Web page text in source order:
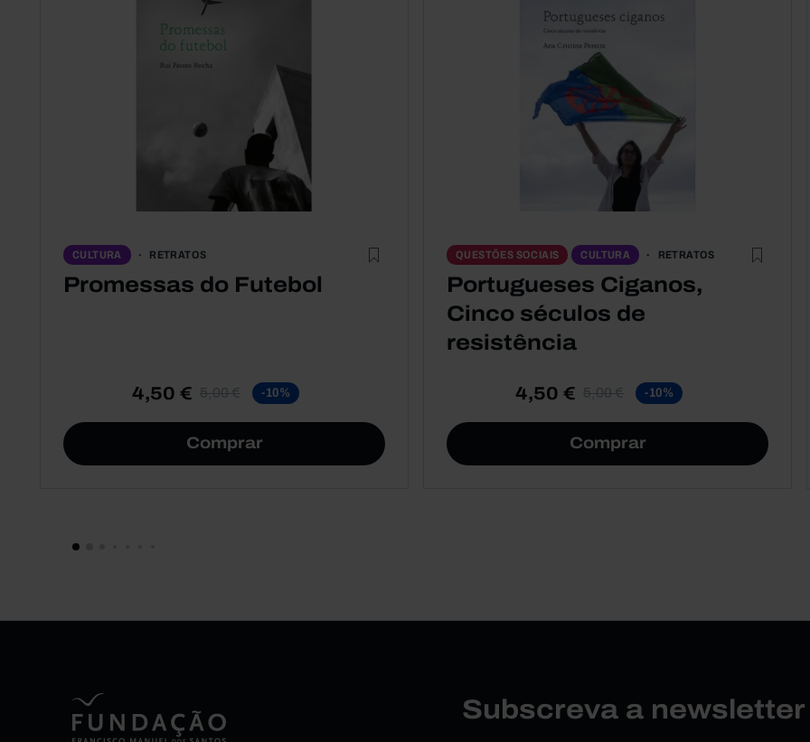
CULTURA RETRATOS
Promessas do Futebol
4,50 € 5,00 € -10%
Comprar
QUESTÕES SOCIAIS CULTURA RETRATOS
Portugueses Ciganos,
Cinco séculos de
resistência
4,50 € 5,00 € -10%
Comprar
Subscreva a